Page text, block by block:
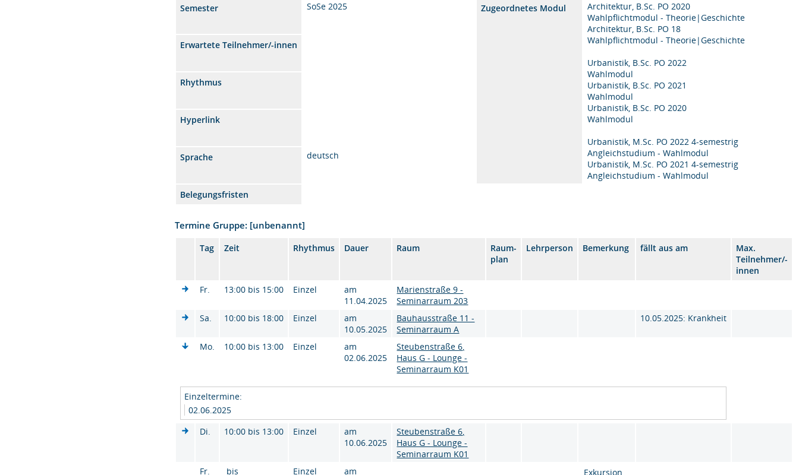
Semester
SoSe 2025 Zugeordnetes Modul
Architektur, B.Sc. PO 2020
Wahlpflichtmodul - Theorie|Geschichte
Architektur, B.Sc. PO 18
Wahlpflichtmodul - Theorie|Geschichte
Urbanistik, B.Sc. PO 2022
Wahlmodul
Urbanistik, B.Sc. PO 2021
Wahlmodul
Urbanistik, B.Sc. PO 2020
Wahlmodul
Urbanistik, M.Sc. PO 2022 4-semestrig
Angleichstudium - Wahlmodul
Urbanistik, M.Sc. PO 2021 4-semestrig
Angleichstudium - Wahlmodul
Erwartete Teilnehmer/-innen
Rhythmus
Hyperlink
Sprache deutsch
Belegungsfristen
Termine Gruppe: [unbenannt]
Tag Zeit Rhythmus Dauer Raum
Raum-
plan
Lehrperson Bemerkung fällt aus am
Max.
Teilnehmer/-
innen
Fr.
13:00 bis 15:00 Einzel
am
11.04.2025
Marienstraße 9 -
Seminarraum 203
Sa.
10:00 bis 18:00 Einzel
am
10.05.2025
Bauhausstraße 11 -
Seminarraum A
10.05.2025: Krankheit
Mo. 10:00 bis 13:00 Einzel
am
02.06.2025
Steubenstraße 6,
Haus G - Lounge -
Seminarraum K01
Einzeltermine:
02.06.2025
Di.
10:00 bis 13:00 Einzel
am
10.06.2025
Steubenstraße 6,
Haus G - Lounge -
Seminarraum K01
Fr.
bis Einzel
am
Exkursion